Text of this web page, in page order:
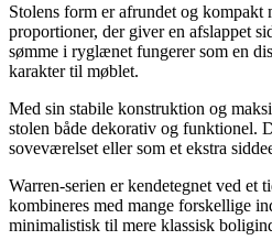
Stolens form er afrundet og kompakt
proportioner, der giver en afslappet
sømme i ryglænet fungerer som en
karakter til møblet.
Med sin stabile konstruktion og
stolen både dekorativ og funktionel.
soveværelset eller som et ekstra
Warren-serien er kendetegnet ved et
kombineres med mange forskellige
minimalistisk til mere klassisk